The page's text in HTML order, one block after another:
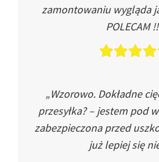
zamontowaniu wygląda
POLECAM
„Wzorowo. Dokładne
przesyłka? – jestem pod
zabezpieczona przed
już lepiej się